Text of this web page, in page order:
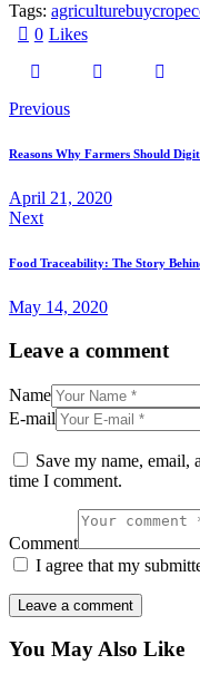
Tags: agriculturebuycrop
0 Likes
Previous
Reasons Why Farmers Should
April 21, 2020
Next
Food Traceability: The Story
May 14, 2020
Leave a comment
Name
E-mail
Save my name, email,
time I comment.
Comment
I agree that my
You May Also Like